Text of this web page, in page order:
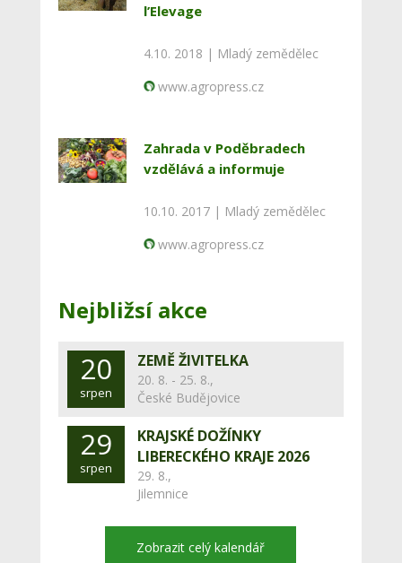
l’Elevage
4.10. 2018 | Mladý zemědělec
www.agropress.cz
Zahrada v Poděbradech
vzdělává a informuje
10.10. 2017 | Mladý zemědělec
www.agropress.cz
Nejbližsí akce
20
srpen
ZEMĚ ŽIVITELKA
20. 8. - 25. 8.,
České Budějovice
29
srpen
KRAJSKÉ DOŽÍNKY
LIBERECKÉHO KRAJE 2026
29. 8.,
Jilemnice
Zobrazit celý kalendář